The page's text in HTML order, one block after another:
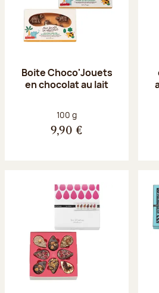
Boite Choco'Jouets
en chocolat au lait
Poids net :
100 g
9,90 €